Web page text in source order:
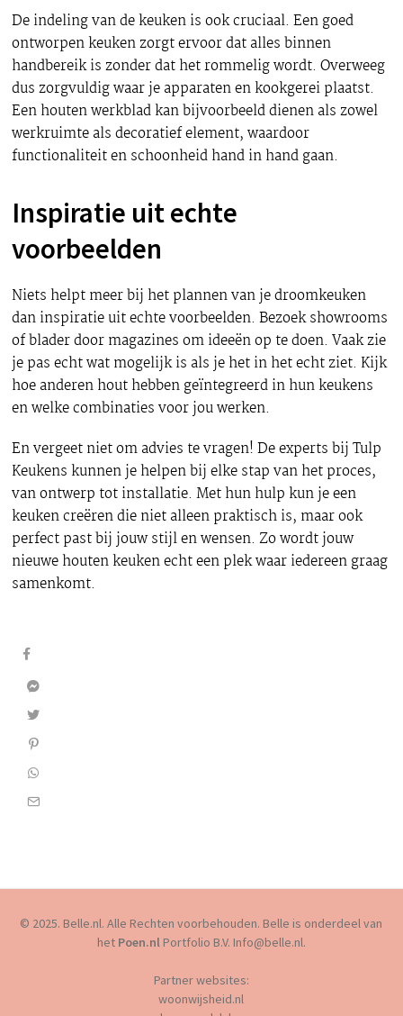
De indeling van de keuken is ook cruciaal. Een goed
ontworpen keuken zorgt ervoor dat alles binnen
handbereik is zonder dat het rommelig wordt. Overweeg
dus zorgvuldig waar je apparaten en kookgerei plaatst.
Een houten werkblad kan bijvoorbeeld dienen als zowel
werkruimte als decoratief element, waardoor
functionaliteit en schoonheid hand in hand gaan.
Inspiratie uit echte
voorbeelden
Niets helpt meer bij het plannen van je droomkeuken
dan inspiratie uit echte voorbeelden. Bezoek showrooms
of blader door magazines om ideeën op te doen. Vaak zie
je pas echt wat mogelijk is als je het in het echt ziet. Kijk
hoe anderen hout hebben geïntegreerd in hun keukens
en welke combinaties voor jou werken.
En vergeet niet om advies te vragen! De experts bij Tulp
Keukens kunnen je helpen bij elke stap van het proces,
van ontwerp tot installatie. Met hun hulp kun je een
keuken creëren die niet alleen praktisch is, maar ook
perfect past bij jouw stijl en wensen. Zo wordt jouw
nieuwe houten keuken echt een plek waar iedereen graag
samenkomt.
© 2025. Belle.nl. Alle Rechten voorbehouden. Belle is onderdeel van
het Poen.nlPortfolio B.V. Info@belle.nl.
Partner websites:
woonwijsheid.nl